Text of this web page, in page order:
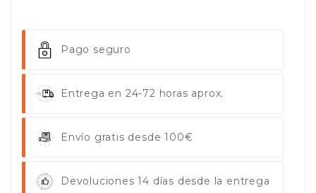
Pago seguro
Entrega en 24-72 horas aprox.
Envío gratis desde 100€
Devoluciones 14 días desde la entrega